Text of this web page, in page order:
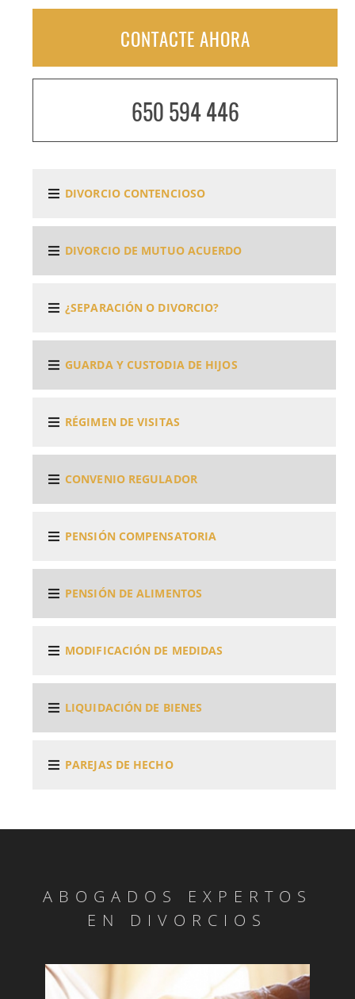
CONTACTE AHORA
650 594 446
DIVORCIO CONTENCIOSO
DIVORCIO DE MUTUO ACUERDO
¿SEPARACIÓN O DIVORCIO?
GUARDA Y CUSTODIA DE HIJOS
RÉGIMEN DE VISITAS
CONVENIO REGULADOR
PENSIÓN COMPENSATORIA
PENSIÓN DE ALIMENTOS
MODIFICACIÓN DE MEDIDAS
LIQUIDACIÓN DE BIENES
PAREJAS DE HECHO
ABOGADOS EXPERTOS
EN DIVORCIOS